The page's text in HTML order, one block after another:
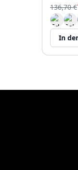
136,70 €
In